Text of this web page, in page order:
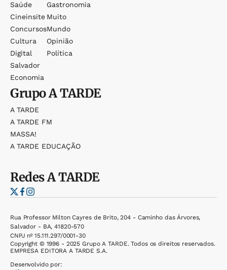
Saúde
Cineinsite
Concursos
Cultura
Digital
Salvador
Economia
Gastronomia
Muito
Mundo
Opinião
Política
GrupoA TARDE
A TARDE
A TARDE FM
MASSA!
A TARDE EDUCAÇÃO
RedesA TARDE
Rua Professor Milton Cayres de Brito, 204 - Caminho das Árvores,
Salvador - BA, 41820-570
CNPJ nº 15.111.297/0001-30
Copyright © 1996 - 2025 Grupo A TARDE. Todos os direitos reservados.
EMPRESA EDITORA A TARDE S.A.
Desenvolvido por: